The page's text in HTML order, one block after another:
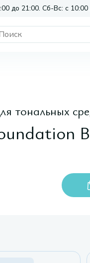
до 21:00. Сб-Вс: с 10:00
тональных